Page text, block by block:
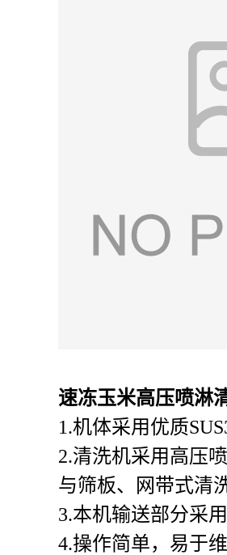
速冻玉米高压喷淋
1.机体采用优质
2.清洗机采用高压
与筛板、网带式清
3.本机输送部分采
4.操作简单，易于